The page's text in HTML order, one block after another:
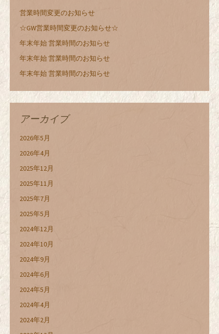
営業時間変更のお知らせ
☆GW営業時間変更のお知らせ☆
年末年始 営業時間のお知らせ
年末年始 営業時間のお知らせ
年末年始 営業時間のお知らせ
アーカイブ
2026年5月
2026年4月
2025年12月
2025年11月
2025年7月
2025年5月
2024年12月
2024年10月
2024年9月
2024年6月
2024年5月
2024年4月
2024年2月